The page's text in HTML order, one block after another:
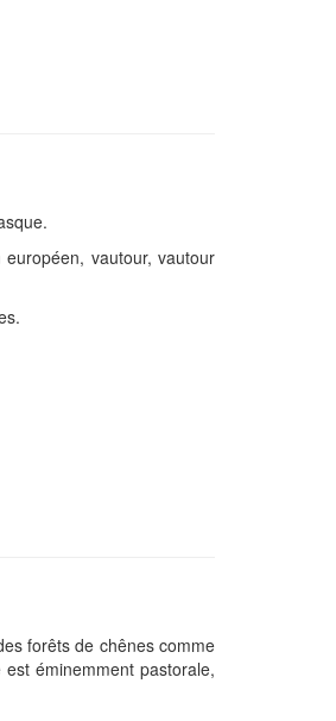
vautour, vautour
forêts de chênes comme
éminemment pastorale,